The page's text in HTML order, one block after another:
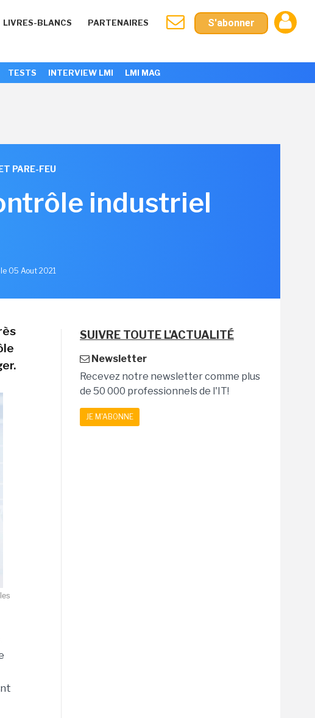
LIVRES-BLANCS PARTENAIRES S'abonner
TESTS INTERVIEW LMI LMI MAG
PARE-FEU
industriel
05 Aout 2021
SUIVRE TOUTE L'ACTUALITÉ
Newsletter
Recevez notre newsletter comme plus
de 50 000 professionnels de l'IT!
JE M'ABONNE